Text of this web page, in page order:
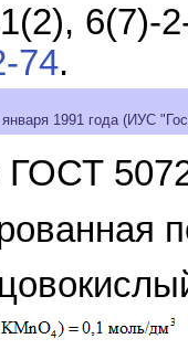
6(7)-
74.
1991 года (ИУС
ГОСТ